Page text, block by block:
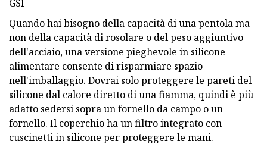
GSI
Quando hai bisogno della capacità di una pentola ma
non della capacità di rosolare o del peso aggiuntivo
dell'acciaio, una versione pieghevole in silicone
alimentare consente di risparmiare spazio
nell'imballaggio. Dovrai solo proteggere le pareti del
silicone dal calore diretto di una fiamma, quindi è più
adatto sedersi sopra un fornello da campo o un
fornello. Il coperchio ha un filtro integrato con
cuscinetti in silicone per proteggere le mani.